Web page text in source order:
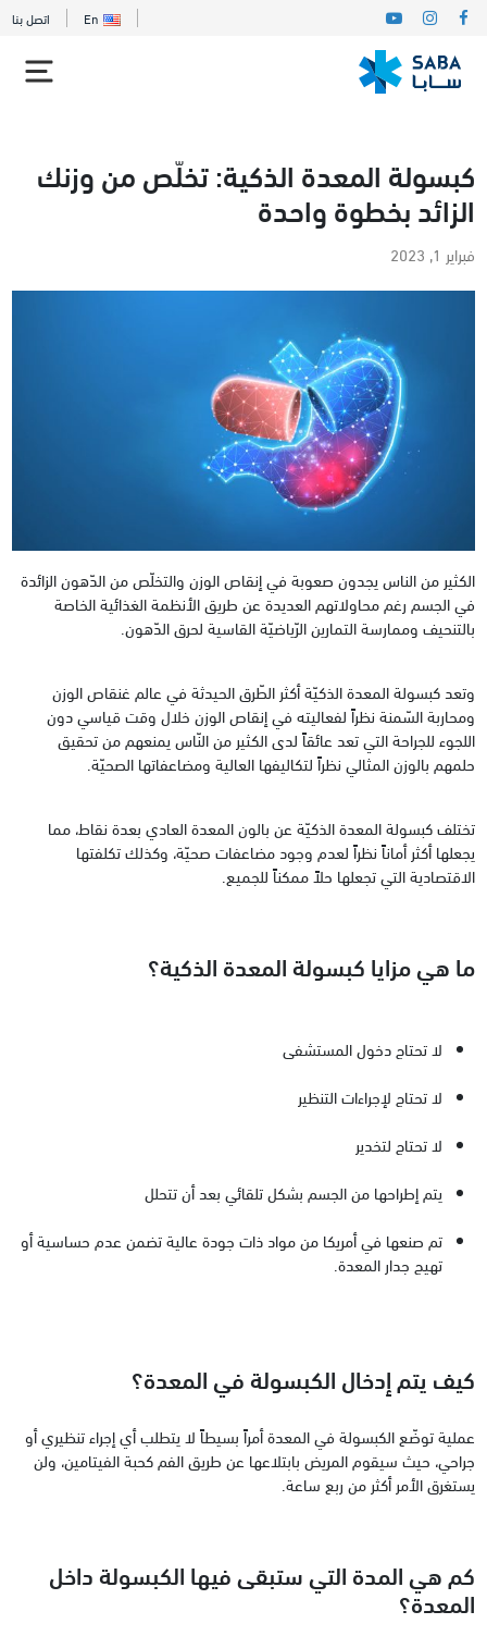
En اتصل بنا
كبسولة المعدة الذكية: تخلّص من وزنك
الزائد بخطوة واحدة
فبراير 1, 2023
الكثير من الناس يجدون صعوبة في إنقاص الوزن والتخلّص من الدّهون الزائدة
في الجسم رغم محاولاتهم العديدة عن طريق الأنظمة الغذائية الخاصة
بالتنحيف وممارسة التمارين الرّياضيّة القاسية لحرق الدّهون.
وتعد كبسولة المعدة الذكيّة أكثر الطّرق الحيدثة في عالم غنقاص الوزن
ومحاربة السّمنة نظراً لفعاليته في إنقاص الوزن خلال وقت قياسي دون
اللجوء للجراحة التي تعد عائقاً لدى الكثير من النّاس يمنعهم من تحقيق
حلمهم بالوزن المثالي نظراً لتكاليفها العالية ومضاعفاتها الصحيّة.
تختلف كبسولة المعدة الذكيّة عن بالون المعدة العادي بعدة نقاط، مما
يجعلها أكثر أماناً نظراً لعدم وجود مضاعفات صحيّة، وكذلك تكلفتها
الاقتصادية التي تجعلها حلاً ممكناً للجميع.
ما هي مزايا كبسولة المعدة الذكية؟
لا تحتاج دخول المستشفى
لا تحتاج لإجراءات التنظير
لا تحتاج لتخدير
يتم إطراحها من الجسم بشكل تلقائي بعد أن تتحلل
تم صنعها في أمريكا من مواد ذات جودة عالية تضمن عدم حساسية أو
تهيج جدار المعدة.
كيف يتم إدخال الكبسولة في المعدة؟
عملية توضّع الكبسولة في المعدة أمراً بسيطاً لا يتطلب أي إجراء تنظيري أو
جراحي، حيث سيقوم المريض بابتلاعها عن طريق الفم كحبة الفيتامين، ولن
يستغرق الأمر أكثر من ربع ساعة.
كم هي المدة التي ستبقى فيها الكبسولة داخل
المعدة؟